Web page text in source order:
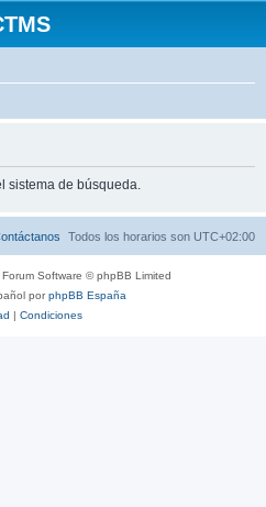
sistema de búsqueda.
Todos los horarios son UTC+02:00
Software © phpBB Limited
porphpBB España
| Condiciones